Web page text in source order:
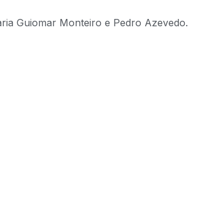
Guiomar Monteiro e Pedro Azevedo​.